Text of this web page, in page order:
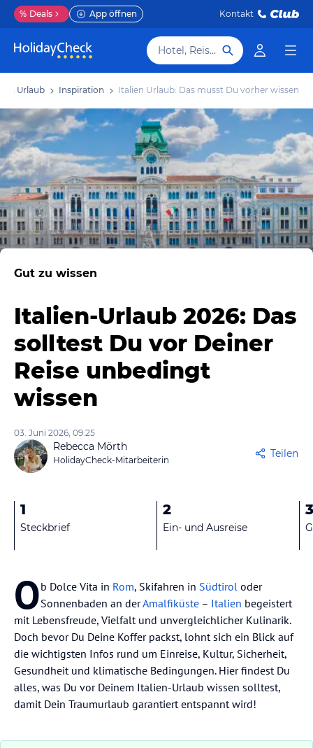
% Deals App öffnen Kontakt
Hotel, Reiseziel
Urlaub Inspiration Italien Urlaub: Das musst Du vorher wissen
Gut zu wissen
Italien-Urlaub 2026: Das
solltest Du vor Deiner
Reise unbedingt
wissen
03. Juni 2026, 09:25
Rebecca Mörth
HolidayCheck-Mitarbeiterin
Teilen
1
Steckbrief
2
Ein- und Ausreise
3
Ob Dolce Vita in Rom, Skifahren in Südtirol oder
Sonnenbaden an derAmalfiküste – Italien begeistert
mit Lebensfreude, Vielfalt und unvergleichlicher Kulinarik.
Doch bevor Du Deine Koffer packst, lohnt sich ein Blick auf
die wichtigsten Infos rund um Einreise, Kultur, Sicherheit,
Gesundheit und klimatische Bedingungen. Hier findest Du
alles, was Du vor Deinem Italien-Urlaub wissen solltest,
damit Dein Traumurlaub garantiert entspannt wird!